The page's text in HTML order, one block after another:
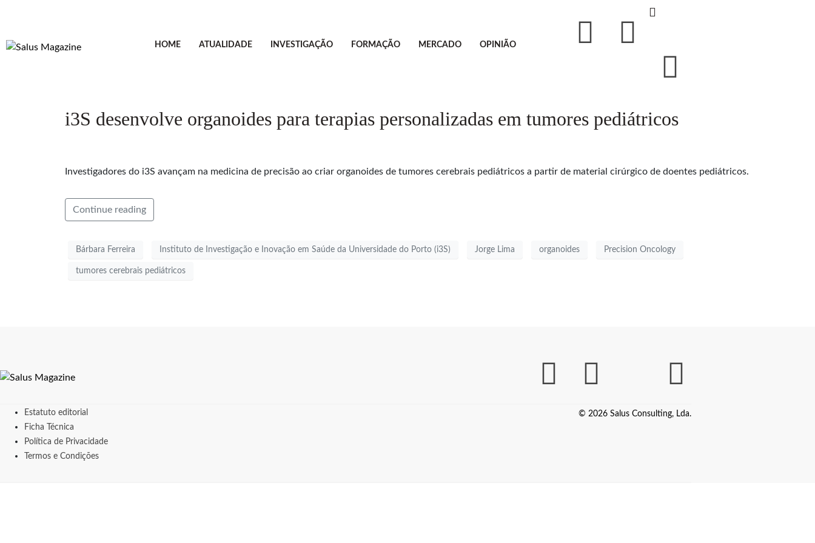
HOME ATUALIDADE INVESTIGAÇÃO FORMAÇÃO MERCADO OPINIÃO
i3S desenvolve organoides para terapias personalizadas em tumores pediátricos
Investigadores do i3S avançam na medicina de precisão ao criar organoides de tumores cerebrais pediátricos a partir de material cirúrgico de doentes pediátricos.
Continue reading
Bárbara Ferreira Instituto de Investigação e Inovação em Saúde da Universidade do Porto (i3S) Jorge Lima organoides Precision Oncology
tumores cerebrais pediátricos
Estatuto editorial
Ficha Técnica
Política de Privacidade
Termos e Condições
© 2026 Salus Consulting, Lda.